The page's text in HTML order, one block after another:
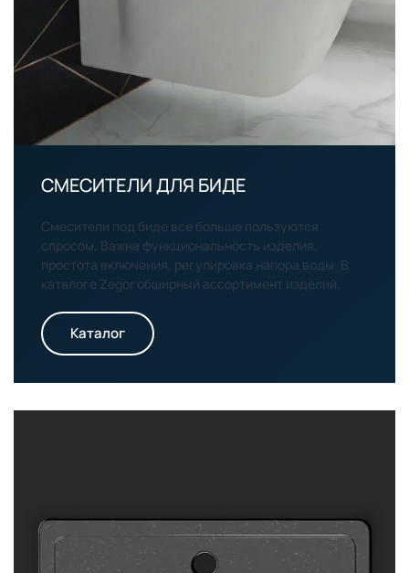
СМЕСИТЕЛИ ДЛЯ БИДЕ
Смесители под биде все больше пользуются
спросом. Важна функциональность изделия,
простота включения, регулировка напора воды. В
каталоге Zegor обширный ассортимент изделий.
Каталог